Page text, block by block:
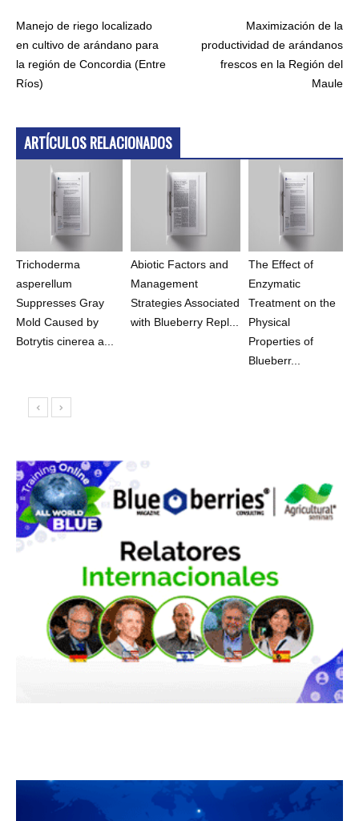
Manejo de riego localizado
en cultivo de arándano para
la región de Concordia (Entre
Ríos)
Maximización de la
productividad de arándanos
frescos en la Región del
Maule
ARTÍCULOS RELACIONADOS
Trichoderma
asperellum
Suppresses Gray
Mold Caused by
Botrytis cinerea a...
Abiotic Factors and
Management
Strategies Associated
with Blueberry Repl...
The Effect of
Enzymatic
Treatment on the
Physical
Properties of
Blueberr...